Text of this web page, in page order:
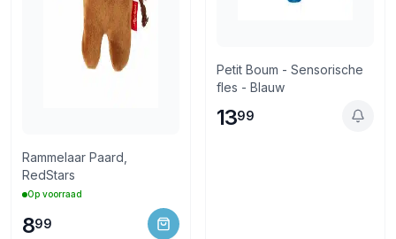
Rammelaar Paard,
RedStars
Op voorraad
899
Petit Boum - Sensorische
fles - Blauw
1399